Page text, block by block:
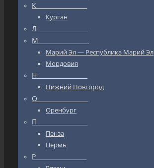
К_________________
Курган
Л_________________
М_________________
Марий Эл — Республика Марий Эл
Мордовия
Н_________________
Нижний Новгород
О_________________
Оренбург
П_________________
Пенза
Пермь
Р_________________